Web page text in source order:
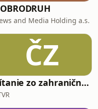
and Media Holding a.s.
ČZ
Čítanie zo zahraničnej tlače